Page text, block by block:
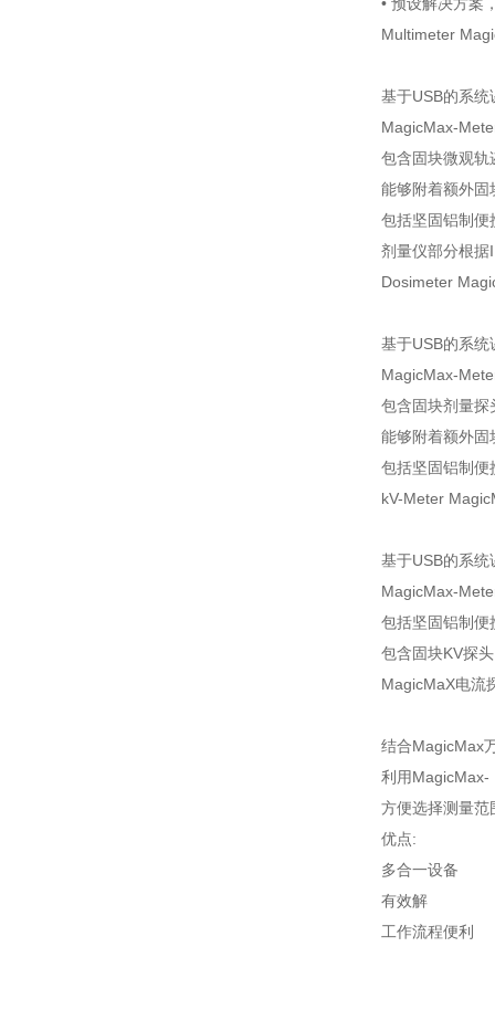
Multimeter
基于USB的系统
MagicMax-
包含固块微观轨
能够附着额外固
包括坚固铝制便
剂量仪部分根据
Dosimeter
基于USB的系统
MagicMax-
包含固块剂量探
能够附着额外固
包括坚固铝制便
kV-Meter
基于USB的系统
MagicMax-
包括坚固铝制便
包含固块KV探头
MagicMaX电流
结合MagicMax
利用MagicMax-
方便选择测量范
优点:
多合一设备
有效解
工作流程便利